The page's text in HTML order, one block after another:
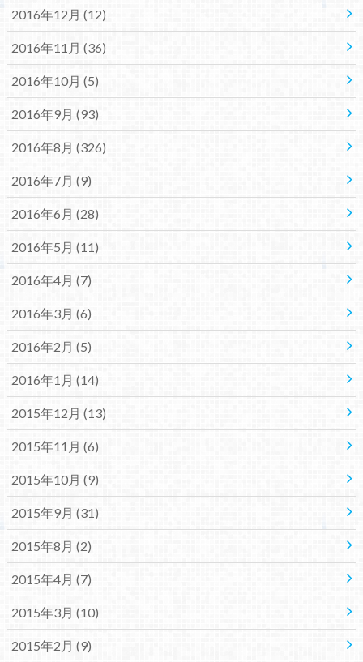
2016年12月 (12)
2016年11月 (36)
2016年10月 (5)
2016年9月 (93)
2016年8月 (326)
2016年7月 (9)
2016年6月 (28)
2016年5月 (11)
2016年4月 (7)
2016年3月 (6)
2016年2月 (5)
2016年1月 (14)
2015年12月 (13)
2015年11月 (6)
2015年10月 (9)
2015年9月 (31)
2015年8月 (2)
2015年4月 (7)
2015年3月 (10)
2015年2月 (9)